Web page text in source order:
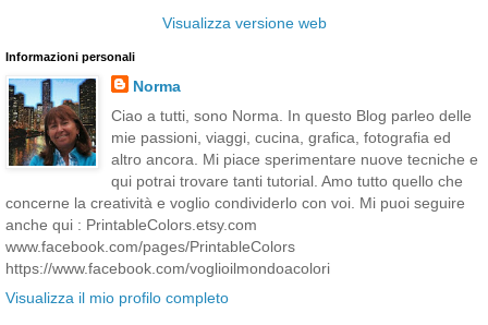
Visualizza versione web
Informazioni personali
Norma
Ciao a tutti, sono Norma. In questo Blog parleo delle
mie passioni, viaggi, cucina, grafica, fotografia ed
altro ancora. Mi piace sperimentare nuove tecniche e
qui potrai trovare tanti tutorial. Amo tutto quello che
concerne la creatività e voglio condividerlo con voi. Mi puoi seguire
anche qui : PrintableColors.etsy.com
www.facebook.com/pages/PrintableColors
https://www.facebook.com/voglioilmondoacolori
Visualizza il mio profilo completo